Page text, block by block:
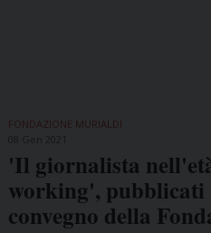
FONDAZIONE MURIALDI
'Il giornalista
working', pubblicati
convegno della